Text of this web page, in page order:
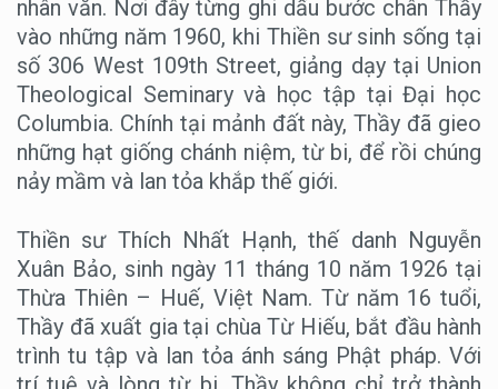
nhân văn. Nơi đây từng ghi dấu bước chân Thầy
vào những năm 1960, khi Thiền sư sinh sống tại
số 306 West 109th Street, giảng dạy tại Union
Theological Seminary và học tập tại Đại học
Columbia. Chính tại mảnh đất này, Thầy đã gieo
những hạt giống chánh niệm, từ bi, để rồi chúng
nảy mầm và lan tỏa khắp thế giới.
Thiền sư Thích Nhất Hạnh, thế danh Nguyễn
Xuân Bảo, sinh ngày 11 tháng 10 năm 1926 tại
Thừa Thiên – Huế, Việt Nam. Từ năm 16 tuổi,
Thầy đã xuất gia tại chùa Từ Hiếu, bắt đầu hành
trình tu tập và lan tỏa ánh sáng Phật pháp. Với